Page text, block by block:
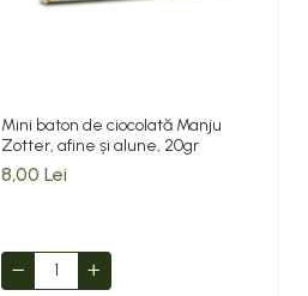
Mini baton de ciocolată Manju
Zotter, afine și alune, 20gr
8,00 Lei